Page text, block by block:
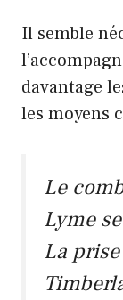
Il semble
davantage
les moyens
Le
Lyme
La